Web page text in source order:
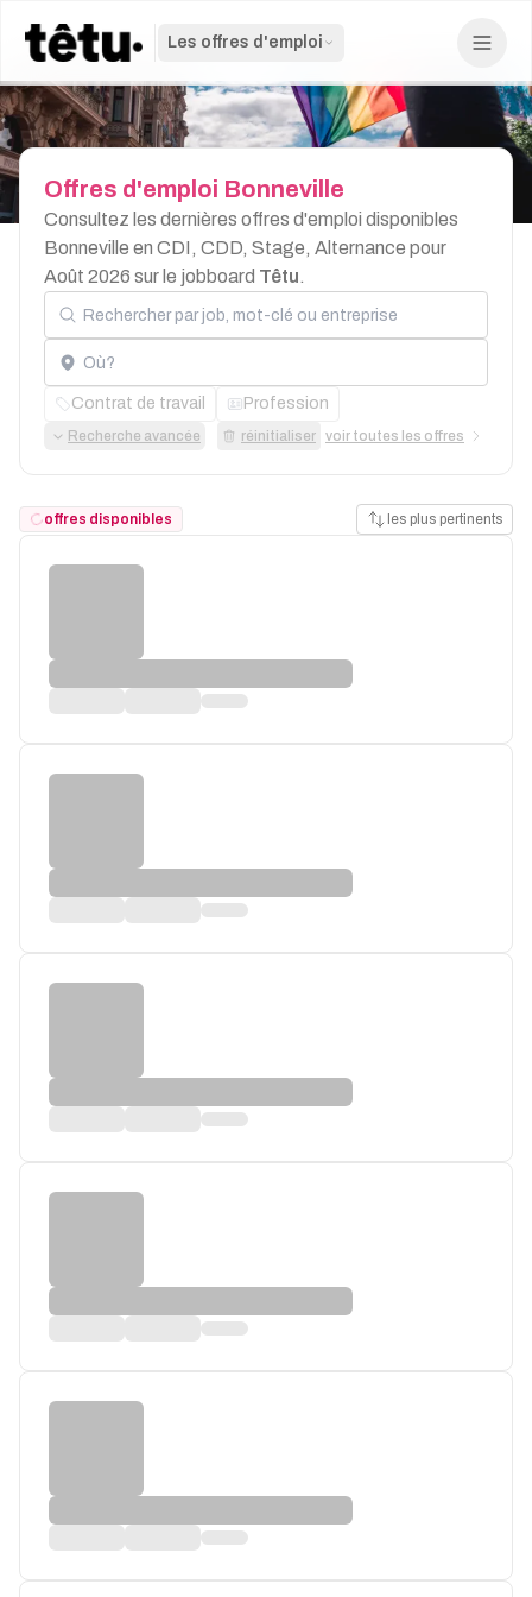
Les offres d'emploi
Offres d'emploi Bonneville
Consultez les dernières offres d'emploi disponibles
Bonneville en CDI, CDD, Stage, Alternance pour
Août 2026 sur le jobboard Têtu.
Rechercher par job, mot-clé ou entreprise
Localisation
Contrat de travail Profession
Recherche avancée réinitialiser voir toutes les offres
offres disponibles les plus pertinents